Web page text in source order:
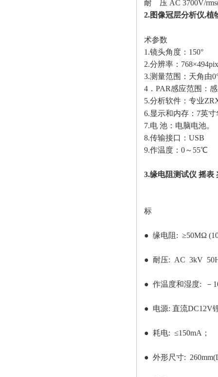
耐 压 AC 3700V/
2.图像冠层分析仪,植
术参数
1.镜头角度：150°
2.分辨率：768×494pix
3.测量范围：天角由
4．PAR感应范围：
5.分析软件：专业
6.显示和内存：7英
7.电 池：电脑电池。
8.传输接口：USB
9.作温度：0～55℃
3.缘电阻测试仪 摇表
标
● 缘电阻: ≥50MΩ
● 耐压: AC 3kV
● 作温度和湿度: －
● 电源: 直流DC12V
● 耗电: ≤150mA；
● 外形尺寸: